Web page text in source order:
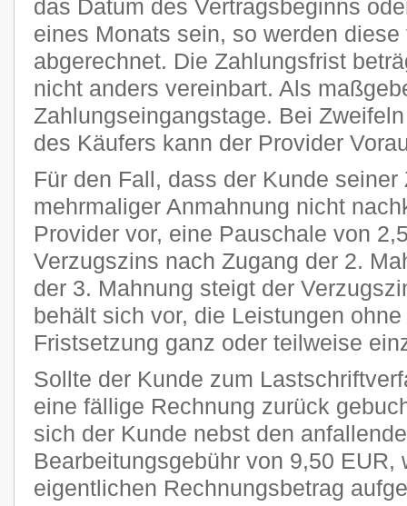
das Datum des Vertragsbeginns
eines Monats sein, so werden
abgerechnet. Die Zahlungsfrist
nicht anders vereinbart. Als
Zahlungseingangstage. Bei
des Käufers kann der Provider
Für den Fall, dass der Kunde
mehrmaliger Anmahnung nicht
Provider vor, eine Pauschale von
Verzugszins nach Zugang der 2.
der 3. Mahnung steigt der
behält sich vor, die Leistungen
Fristsetzung ganz oder teilweise
Sollte der Kunde zum
eine fällige Rechnung zurück
sich der Kunde nebst den
Bearbeitungsgebühr von 9,50 EUR,
eigentlichen Rechnungsbetrag